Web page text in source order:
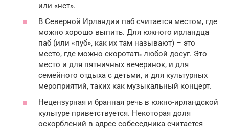
или «нет».
В Северной Ирландии паб считается местом, где
можно хорошо выпить. Для южного ирландца
паб (или «пуб», как их там называют) – это
место, где можно скоротать любой досуг. Это
место и для пятничных вечеринок, и для
семейного отдыха с детьми, и для культурных
мероприятий, таких как музыкальный концерт.
Нецензурная и бранная речь в южно-ирландской
культуре приветствуется. Некоторая доля
оскорблений в адрес собеседника считается